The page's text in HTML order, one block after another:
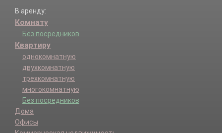
В аренду:
Комнату
Без посредников
Квартиру
однокомнатную
двухкомнатную
трехкомнатную
многокомнатную
Без посредников
Дома
Офисы